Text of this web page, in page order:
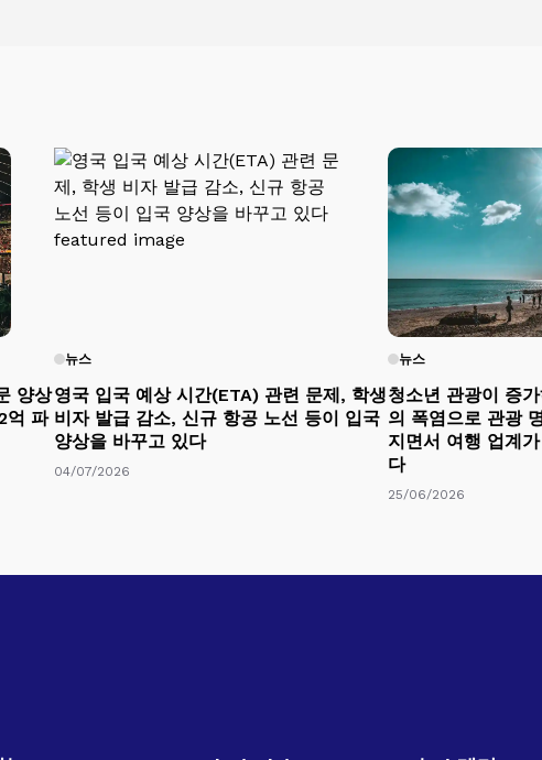
양상
억 파
뉴스
영국 입국 예상 시간(ETA) 관련 문제, 학생
비자 발급 감소, 신규 항공 노선 등이 입국
양상을 바꾸고 있다
04/07/2026
뉴스
청소년 관광이 증
의 폭염으로 관광
지면서 여행 업계
다
25/06/2026